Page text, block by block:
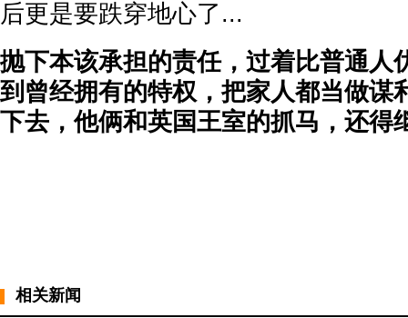
后更是要跌穿地心了...
抛下本该承担的责任，过着比普通人
到曾经拥有的特权，把家人都当做谋
下去，他俩和英国王室的抓马，还得
相关新闻